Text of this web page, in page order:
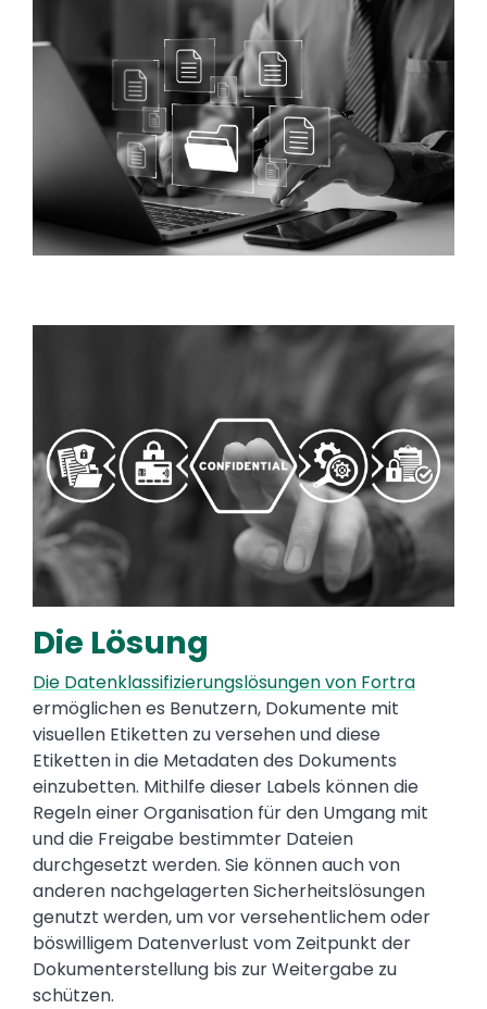
Die Lösung
Die Datenklassifizierungslösungen von Fortra
ermöglichen es Benutzern, Dokumente mit
visuellen Etiketten zu versehen und diese
Etiketten in die Metadaten des Dokuments
einzubetten. Mithilfe dieser Labels können die
Regeln einer Organisation für den Umgang mit
und die Freigabe bestimmter Dateien
durchgesetzt werden. Sie können auch von
anderen nachgelagerten Sicherheitslösungen
genutzt werden, um vor versehentlichem oder
böswilligem Datenverlust vom Zeitpunkt der
Dokumenterstellung bis zur Weitergabe zu
schützen.